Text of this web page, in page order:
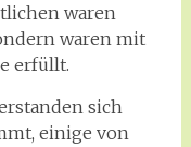
waren
waren mit
erfüllt.
sich
einige von